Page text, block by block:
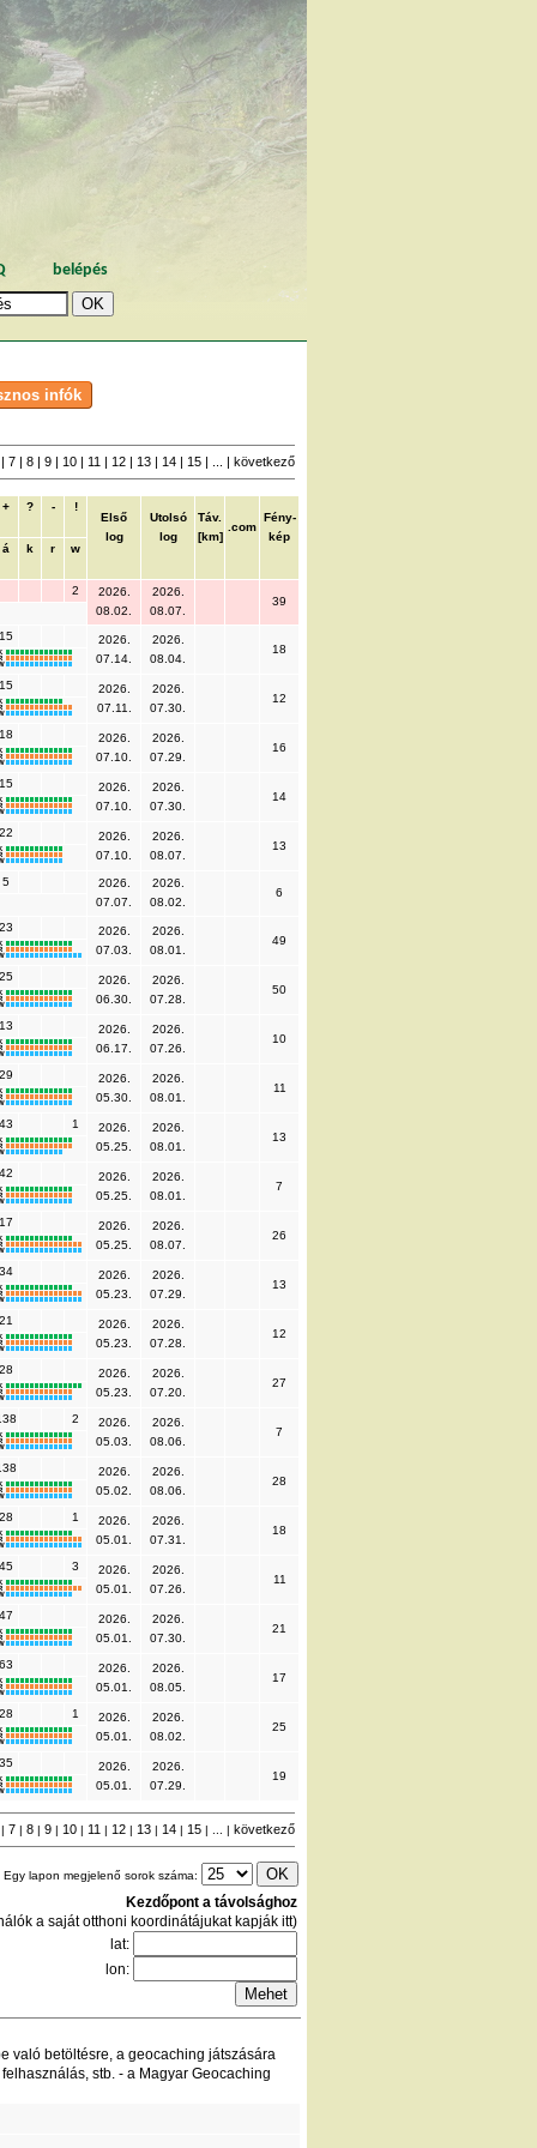
belépés
7 8 9 10 11 12 13 14 15 következő
+ ? -
!
Első
log
Utolsó
log
Táv.
[km]
.com
Fény-
kép
á
k r w
2
2026.
08.02.
2026.
08.07.
39
15
2026.
07.14.
2026.
08.04.
18
15
2026.
07.11.
2026.
07.30.
12
18
2026.
07.10.
2026.
07.29.
16
15
2026.
07.10.
2026.
07.30.
14
22
2026.
07.10.
2026.
08.07.
13
5
2026.
07.07.
2026.
08.02.
6
23
2026.
07.03.
2026.
08.01.
49
25
2026.
06.30.
2026.
07.28.
50
13
2026.
06.17.
2026.
07.26.
10
29
2026.
05.30.
2026.
08.01.
11
43 1
2026.
05.25.
2026.
08.01.
13
42
2026.
05.25.
2026.
08.01.
7
17
2026.
05.25.
2026.
08.07.
26
34
2026.
05.23.
2026.
07.29.
13
21
2026.
05.23.
2026.
07.28.
12
28
2026.
05.23.
2026.
07.20.
27
2
2026.
05.03.
2026.
08.06.
7
2026.
05.02.
2026.
08.06.
28
28 1
2026.
05.01.
2026.
07.31.
18
45 3
2026.
05.01.
2026.
07.26.
11
47
2026.
05.01.
2026.
07.30.
21
63
2026.
05.01.
2026.
08.05.
17
28 1
2026.
05.01.
2026.
08.02.
25
35
2026.
05.01.
2026.
07.29.
19
| 7 | 8 | 9 | 10 | 11 | 12 | 13 | 14 | 15 | ... | következő
Egy lapon megjelenő sorok száma:
Kezdőpont a távolsághoz
a saját otthoni koordinátájukat kapják itt)
lat:
lon:
való betöltésre, a geocaching játszására
stb. - a Magyar Geocaching